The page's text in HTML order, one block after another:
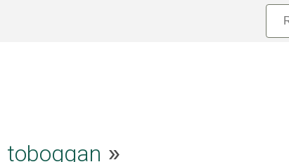
toboggan »